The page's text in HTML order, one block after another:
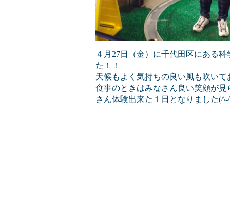
４月27日（金）に千代田区にある
た！！
天候もよく気持ちの良い風も吹い
食事のときはみなさん良い笑顔が
さん体験出来た１日となりました(^-